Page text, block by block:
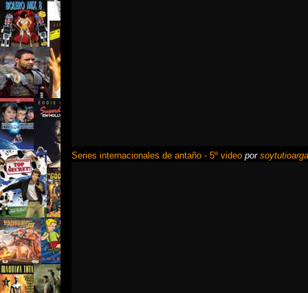
Series internacionales de antaño - 5º video por